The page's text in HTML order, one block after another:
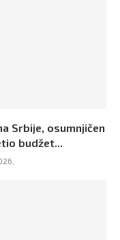
Srbije, osumnjičen
budžet...